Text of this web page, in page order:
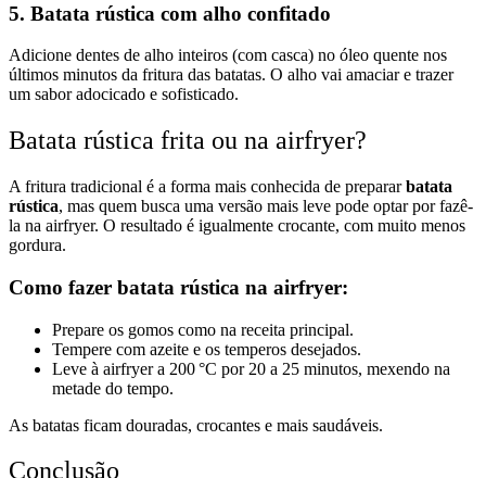
5. Batata rústica com alho confitado
Adicione dentes de alho inteiros (com casca) no óleo quente nos
últimos minutos da fritura das batatas. O alho vai amaciar e trazer
um sabor adocicado e sofisticado.
Batata rústica frita ou na airfryer?
A fritura tradicional é a forma mais conhecida de prepararbatata
rústica, mas quem busca uma versão mais leve pode optar por fazê-
la na airfryer. O resultado é igualmente crocante, com muito menos
gordura.
Como fazer batata rústica na airfryer:
Prepare os gomos como na receita principal.
Tempere com azeite e os temperos desejados.
Leve à airfryer a 200 °C por 20 a 25 minutos, mexendo na
metade do tempo.
As batatas ficam douradas, crocantes e mais saudáveis.
Conclusão